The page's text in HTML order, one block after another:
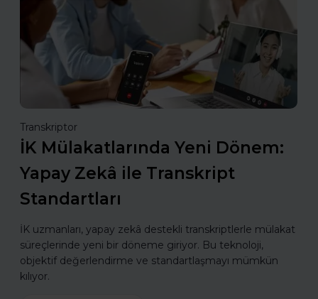
Transkriptor
İK Mülakatlarında Yeni Dönem:
Yapay Zekâ ile Transkript
Standartları
İK uzmanları, yapay zekâ destekli transkriptlerle mülakat
süreçlerinde yeni bir döneme giriyor. Bu teknoloji,
objektif değerlendirme ve standartlaşmayı mümkün
kılıyor.